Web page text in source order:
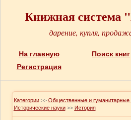
Книжная система
дарение, купля,
На главную Поиск книг
Регистрация
Категории >> Общественные и гуманитарные
Исторические науки >> История